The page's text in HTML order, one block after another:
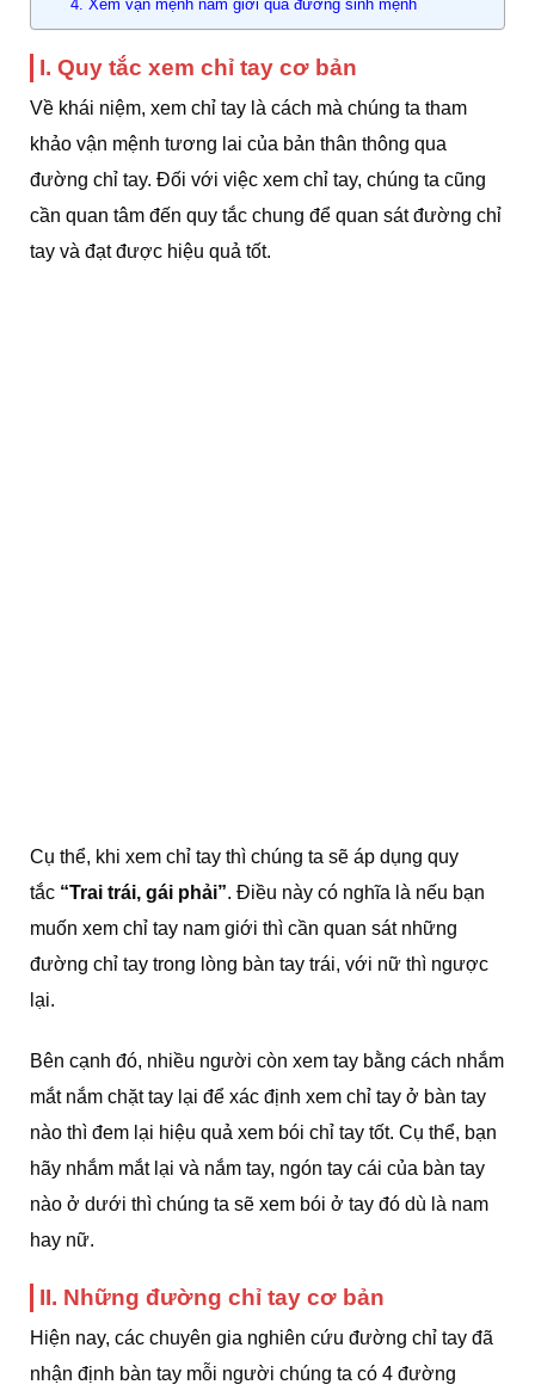
4. Xem vận mệnh nam giới qua đường sinh mệnh
I. Quy tắc xem chỉ tay cơ bản
Về khái niệm, xem chỉ tay là cách mà chúng ta tham
khảo vận mệnh tương lai của bản thân thông qua
đường chỉ tay. Đối với việc xem chỉ tay, chúng ta cũng
cần quan tâm đến quy tắc chung để quan sát đường chỉ
tay và đạt được hiệu quả tốt.
Cụ thể, khi xem chỉ tay thì chúng ta sẽ áp dụng quy
tắc “Trai trái, gái phải”. Điều này có nghĩa là nếu bạn
muốn xem chỉ tay nam giới thì cần quan sát những
đường chỉ tay trong lòng bàn tay trái, với nữ thì ngược
lại.
Bên cạnh đó, nhiều người còn xem tay bằng cách nhắm
mắt nắm chặt tay lại để xác định xem chỉ tay ở bàn tay
nào thì đem lại hiệu quả xem bói chỉ tay tốt. Cụ thể, bạn
hãy nhắm mắt lại và nắm tay, ngón tay cái của bàn tay
nào ở dưới thì chúng ta sẽ xem bói ở tay đó dù là nam
hay nữ.
II. Những đường chỉ tay cơ bản
Hiện nay, các chuyên gia nghiên cứu đường chỉ tay đã
nhận định bàn tay mỗi người chúng ta có 4 đường